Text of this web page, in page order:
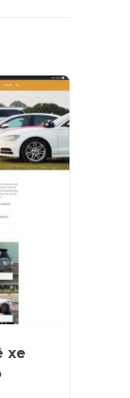
xe